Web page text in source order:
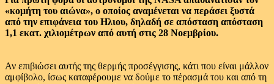
«κομήτη του αιώνα», ο οποίος αναμένεται να περάσει ξυστά
από την επιφάνεια του Ηλιου, δηλαδή σε απόσταση απόσταση
1,1 εκατ. χιλιομέτρων από αυτή στις 28 Νοεμβρίου.
Αν επιβιώσει αυτής της θερμής προσέγγισης, κάτι που είναι μάλλον
αμφίβολο, ίσως καταφέρουμε να δούμε το πέρασμά του και από τη